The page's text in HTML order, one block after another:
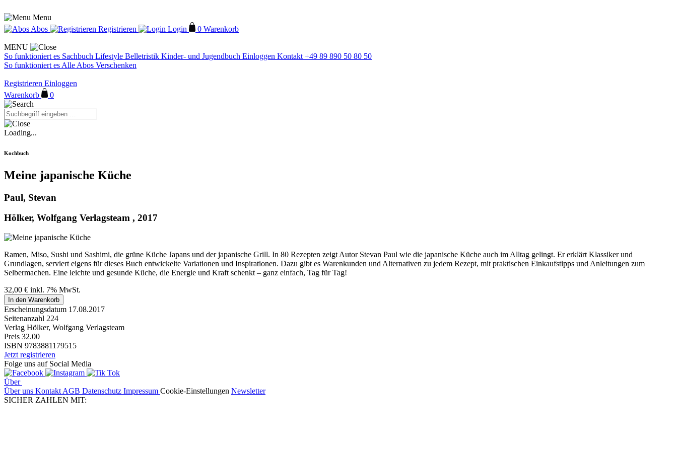
Menu
Abos
Registrieren Login 0 Warenkorb
MENU
So funktioniert es Sachbuch Lifestyle Belletristik Kinder- und Jugendbuch Einloggen Kontakt +49 89 890 50 80 50
So funktioniert es Alle Abos Verschenken
Registrieren Einloggen
Warenkorb
0
Loading...
Kochbuch
Meine japanische Küche
Paul, Stevan
Hölker, Wolfgang Verlagsteam , 2017
Ramen, Miso, Sushi und Sashimi, die grüne Küche Japans und der japanische Grill. In 80 Rezepten zeigt Autor Stevan Paul wie die japanische Küche auch im Alltag gelingt. Er erklärt Klassiker und
Grundlagen, serviert eigens für dieses Buch entwickelte Variationen und Inspirationen. Dazu gibt es Warenkunden und Alternativen zu jedem Rezept, mit praktischen Einkaufstipps und Anleitungen zum
Selbermachen. Eine leichte und gesunde Küche, die Energie und Kraft schenkt – ganz einfach, Tag für Tag!
32,00 € inkl. 7% MwSt.
In den Warenkorb
Erscheinungsdatum 17.08.2017
Seitenanzahl 224
Verlag Hölker, Wolfgang Verlagsteam
Preis 32.00
ISBN 9783881179515
Jetzt registrieren
Folge uns auf Social Media
Über
Über uns Kontakt AGB Datenschutz Impressum Cookie-Einstellungen Newsletter
SICHER ZAHLEN MIT: